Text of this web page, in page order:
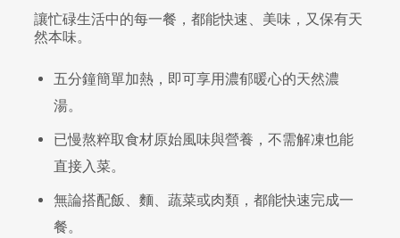
讓忙碌生活中的每一餐，都能快速、美味，又保有天
然本味。
五分鐘簡單加熱，即可享用濃郁暖心的天然濃
湯。
已慢熬粹取食材原始風味與營養，不需解凍也能
直接入菜。
無論搭配飯、麵、蔬菜或肉類，都能快速完成一
餐。